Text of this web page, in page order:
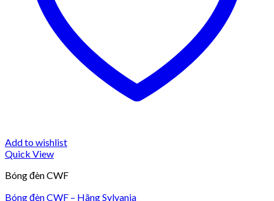
Add to wishlist
Quick View
Bóng đèn CWF
Bóng đèn CWF – Hãng Sylvania